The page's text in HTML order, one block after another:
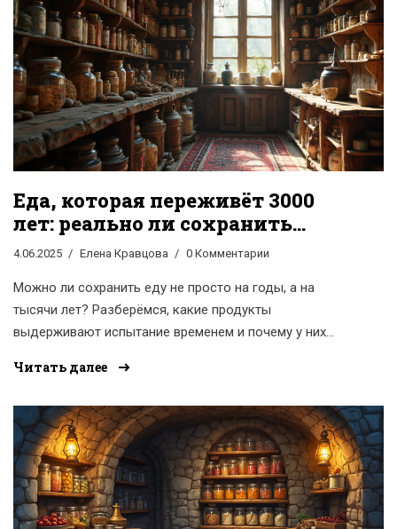
Еда, которая переживёт 3000
лет: реально ли сохранить
продукты навека
4.06.2025 Елена Кравцова 0 Комментарии
Можно ли сохранить еду не просто на годы, а на
тысячи лет? Разберёмся, какие продукты
выдерживают испытание временем и почему у них
точно выживет на складе, как правильно хранить
технологий обойти природу. Всё про вечную еду: с
реальными примерами, удобными лайфхаками и
практическими советами. Узнаете, что лучше положить
в кладовку на случай конца света.
Читать далее